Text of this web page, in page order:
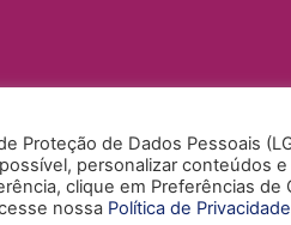
POLÍTICA DE COOKIES
Proteção de Dados Pessoais
personalizar conteúdos
clique em Preferências
nossa Política de Privacidade